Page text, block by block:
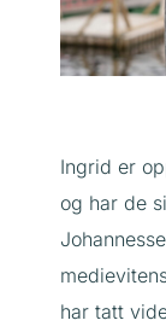
Ingrid er
og har de
har tatt